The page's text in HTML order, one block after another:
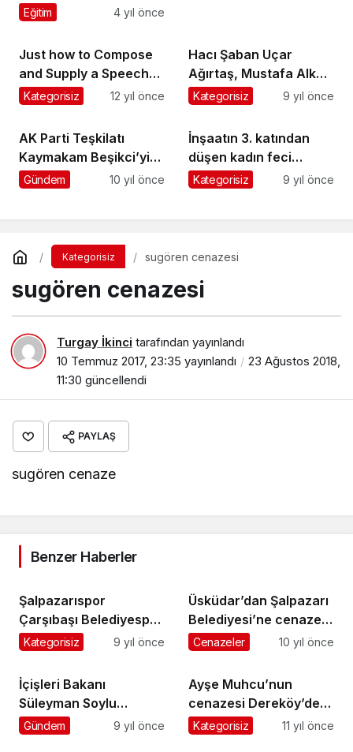
Salonunda kutlandı
Eğitim 4 yıl önce
Just how to Compose
and Supply a Speech
Which Will Get
Kategorisiz 12 yıl önce
Hacı Şaban Uçar
Ağırtaş, Mustafa Alkan
da Turalıuşağı
ebediyete uğurlandı
Kategorisiz 9 yıl önce
AK Parti Teşkilatı
Kaymakam Beşikci’yi
ziyaret etti
Gündem 10 yıl önce
İnşaatın 3. katından
düşen kadın feci
şekilde hayatını
Kategorisiz 9 yıl önce
Kategorisiz sugören cenazesi
sugören cenazesi
Turgay İkinci tarafından yayınlandı
10 Temmuz 2017, 23:35 yayınlandı
23 Ağustos 2018,
11:30 güncellendi
PAYLAŞ
sugören cenaze
Benzer Haberler
Şalpazarıspor
Çarşıbaşı Belediyespor
önünde galibiyeti
Kategorisiz 9 yıl önce
Üsküdar’dan Şalpazarı
Belediyesi’ne cenaze
nakil aracı
Cenazeler 10 yıl önce
İçişleri Bakanı
Süleyman Soylu
Şalpazarı’nda
Gündem 9 yıl önce
Ayşe Muhcu’nun
cenazesi Dereköy’de
toprağa verildi
Kategorisiz 11 yıl önce